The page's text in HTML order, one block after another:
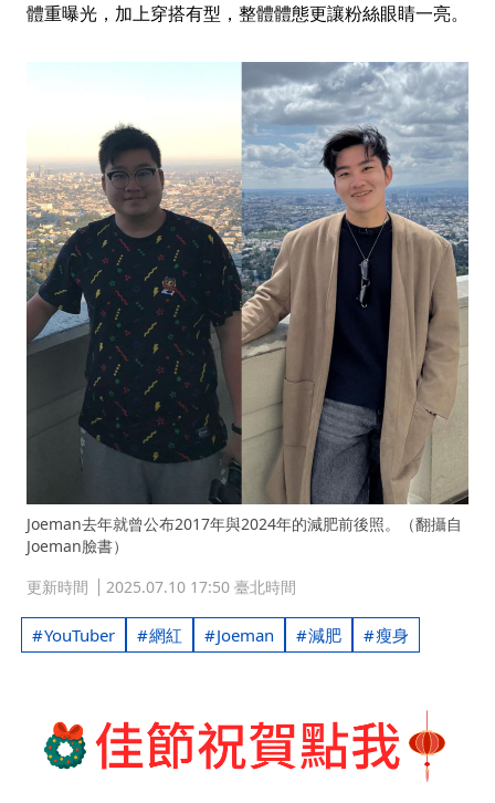
體重曝光，加上穿搭有型，整體體態更讓粉絲眼睛一亮。
Joeman去年就曾公布2017年與2024年的減肥前後照。（翻攝自
Joeman臉書）
更新時間
2025.07.10 17:50 臺北時間
YouTuber 網紅 Joeman 減肥 瘦身